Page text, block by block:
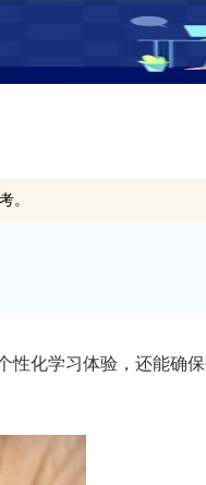
。
性化学习体验，还能确